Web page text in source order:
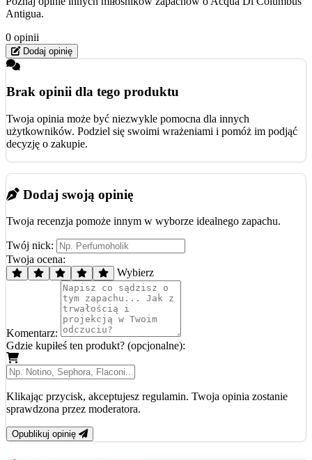
Antigua.
0 opinii
Dodaj opinię
Brak opinii dla tego produktu
Twoja opinia może być niezwykle pomocna dla innych
użytkowników. Podziel się swoimi wrażeniami i pomóż im podjąć
decyzję o zakupie.
Dodaj swoją opinię
Twoja recenzja pomoże innym w wyborze idealnego zapachu.
Twój nick:
Twoja ocena:
Wybierz
Komentarz:
Gdzie kupiłeś ten produkt? (opcjonalne):
Klikając przycisk, akceptujesz regulamin. Twoja opinia zostanie
sprawdzona przez moderatora.
Opublikuj opinię